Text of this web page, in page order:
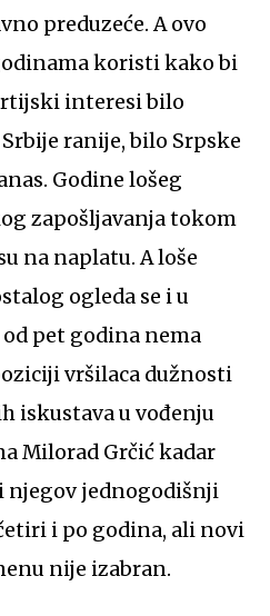
preduzeće. A ovo
koristi kako bi
interesi bilo
ranije, bilo Srpske
Godine lošeg
zapošljavanja tokom
na naplatu. A loše
ogleda se i u
od pet godina nema
vršilaca dužnosti
iskustava u vođenju
Milorad Grčić kadar
njegov jednogodišnji
i po godina, ali novi
nije izabran.